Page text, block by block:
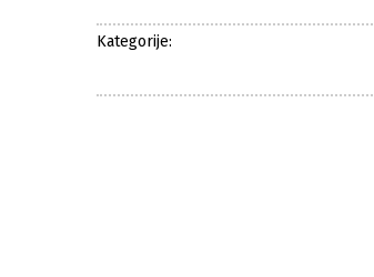
Kategorije: